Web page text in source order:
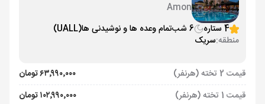
Amon
4 ستاره
6 شب تمام وعده ها و نوشیدنی ها(UALL)
منطقه:سریک
قیمت 2 تخته (هرنفر)
۶۳٬۹۹۰٬۰۰۰ تومان
قیمت 1 تخته (هرنفر)
۱۰۲٬۹۹۰٬۰۰۰ تومان